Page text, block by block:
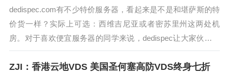
dedispec.com有不少特价服务器，看起来是不是和堪萨斯的特
价货一样？实际上可选：西维吉尼亚或者密苏里州这两处机
房。对于喜欢便宜服务器的同学来说，dedispec让大家伙儿又
多了一个选择的机会。至于说给不给Windows系统或者IPMI这
都不是事儿，你知
ZJI：香港云地VDS 美国圣何塞高防VDS终身七折